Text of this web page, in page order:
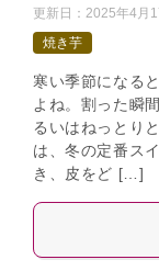
更新日： 2025年4月
焼き芋
寒い季節になる
よね。割った瞬
るいはねっとり
は、冬の定番ス
き、皮をど […]